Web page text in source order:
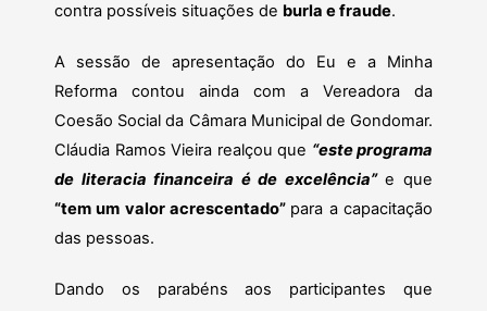
contra possíveis situações de burla e fraude.
A sessão de apresentação do Eu e a Minha
Reforma contou ainda com a Vereadora da
Coesão Social da Câmara Municipal de Gondomar.
Cláudia Ramos Vieira realçou que “este programa
de literacia financeira é de excelência”e que
“tem um valor acrescentado” para a capacitação
das pessoas.
Dando os parabéns aos participantes que